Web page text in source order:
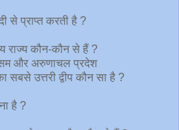
से प्राप्त करती है ?
राज्य कौन-कौन से हैं ?
और अरुणाचल प्रदेश
सबसे उत्तरी द्वीप कौन सा है ?
है ?